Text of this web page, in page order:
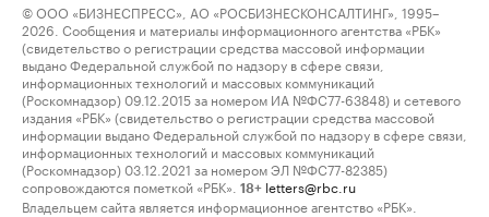
© ООО «БИЗНЕСПРЕСС», АО «РОСБИЗНЕСКОНСАЛТИНГ», 1995–
2026. Сообщения и материалы информационного агентства «РБК»
(свидетельство о регистрации средства массовой информации
выдано Федеральной службой по надзору в сфере связи,
информационных технологий и массовых коммуникаций
(Роскомнадзор) 09.12.2015 за номером ИА №ФС77-63848) и сетевого
издания «РБК» (свидетельство о регистрации средства массовой
информации выдано Федеральной службой по надзору в сфере связи,
информационных технологий и массовых коммуникаций
(Роскомнадзор) 03.12.2021 за номером ЭЛ №ФС77-82385)
сопровождаются пометкой «РБК».
18+ letters@rbc.ru
Владельцем сайта является информационное агентство «РБК».